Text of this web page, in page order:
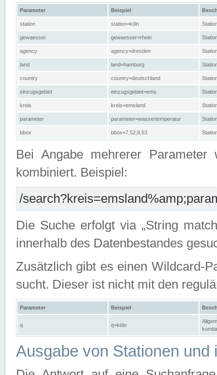
Parameter Beispiel
station station=köln
gewaesser gewaesser=rhein
agency agency=dresden
land land=hamburg
country country=deutschland
einzugsgebiet einzugsgebiet=ems
kreis kreis=emsland
parameter parameter=wassertemperatur
bbox bbox=7,52,8,53
Bei Angabe mehrerer Parameter
kombiniert. Beispiel:
/
Die Suche erfolgt via „String
innerhalb des Datenbestandes
Zusätzlich gibt es einen Wildcard-
sucht. Dieser ist nicht mit den
Parameter Beispiel
q q=köln
Ausgabe von Stationen und